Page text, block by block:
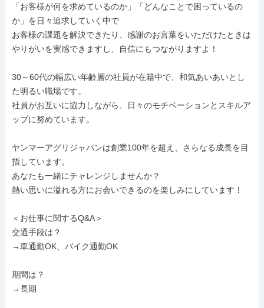
「お客様が何を求めているのか」「どんなことで困っているの
か」を日々追求していく中で
お客様の課題を解決できたり、感謝のお言葉をいただけたときは
やりがいを実感できますし、自信にもつながりますよ！
30～60代の幅広い年齢層の社員が在籍中で、和気あいあいとし
た明るい職場です。
社員がお互いに協力しながら、日々のモチベーションとスキルア
ップに努めています。
ヤンマーアグリジャパンは創業100年を超え、さらなる成長を目
指しています。
あなたも一緒にチャレンジしませんか？
熱い思いに溢れる方にお会いできるのを楽しみにしています！
＜お仕事に関するQ&A＞
交通手段は？
→車通勤OK、バイク通勤OK
期間は？
→長期